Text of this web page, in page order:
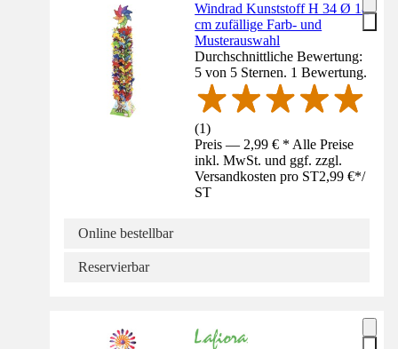
Windrad Kunststoff H 34 Ø 18
cm zufällige Farb- und
Musterauswahl
Durchschnittliche Bewertung:
5 von 5 Sternen. 1 Bewertung.
(1)
Preis — 2,99 € * Alle Preise
inkl. MwSt. und ggf. zzgl.
Versandkosten pro ST2,99 €*/
ST
Online bestellbar
Reservierbar